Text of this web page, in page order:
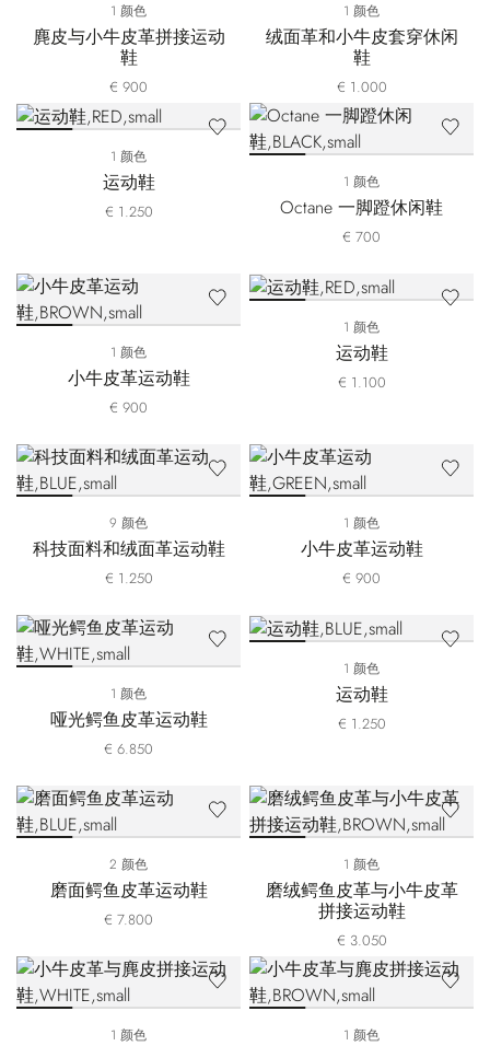
1 颜色
麂皮与小牛皮革拼接运动
鞋
€ 900
1 颜色
绒面革和小牛皮套穿休闲
鞋
€ 1.000
1 颜色
运动鞋
€ 1.250
1 颜色
Octane 一脚蹬休闲鞋
€ 700
1 颜色
小牛皮革运动鞋
€ 900
1 颜色
运动鞋
€ 1.100
9 颜色
科技面料和绒面革运动鞋
€ 1.250
1 颜色
小牛皮革运动鞋
€ 900
1 颜色
哑光鳄鱼皮革运动鞋
€ 6.850
1 颜色
运动鞋
€ 1.250
2 颜色
磨面鳄鱼皮革运动鞋
€ 7.800
1 颜色
磨绒鳄鱼皮革与小牛皮革
拼接运动鞋
€ 3.050
1 颜色 1 颜色